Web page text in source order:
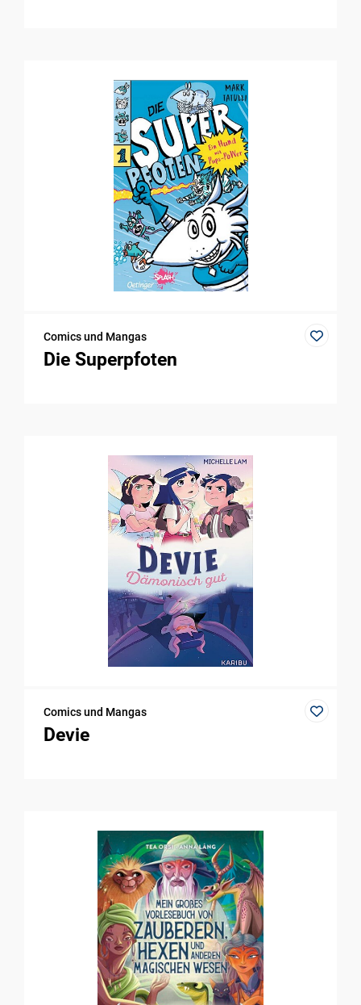
Comics und Mangas
Die Superpfoten
Comics und Mangas
Devie